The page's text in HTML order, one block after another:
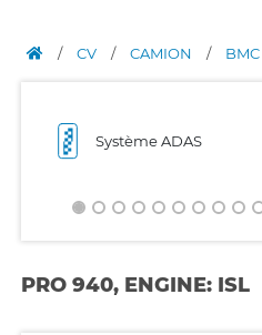
/ CV / CAMION / BMC
Système ADAS
PRO 940, ENGINE: ISL